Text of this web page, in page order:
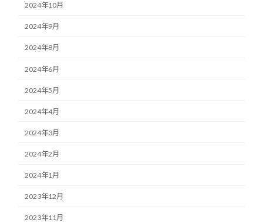
2024年10月
2024年9月
2024年8月
2024年6月
2024年5月
2024年4月
2024年3月
2024年2月
2024年1月
2023年12月
2023年11月